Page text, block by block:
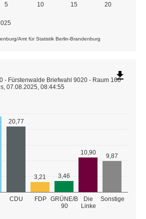
5 10 15 20
Amt für Statistik Berlin-Brandenburg
CDU FDP GRÜNE/B
90
Die
Linke
Sonstige
20,77
3,21 3,46
10,90 9,87
- Fürstenwalde Briefwahl 9020 - Raum 160
07.08.2025, 08:44:55
file_download